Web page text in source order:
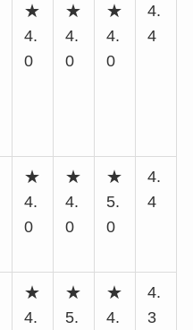
★
4.
0
★
4.
0
★
4.
0
4.
4
★
4.
0
★
4.
0
★
5.
0
4.
4
★
4.
★
5.
★
4.
4.
3